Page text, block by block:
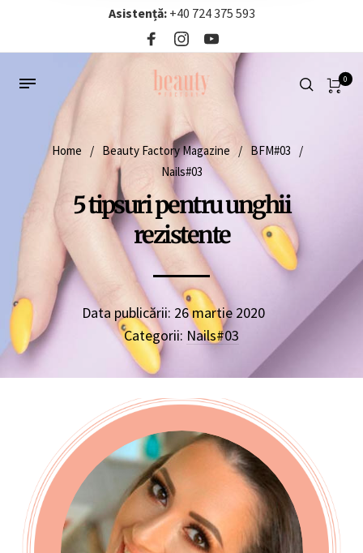
Asistență: +40 724 375 593‬
0
Home / Beauty Factory Magazine / BFM#03
/
Nails#03
5 tipsuri pentru unghii
rezistente
Data publicării: 26 martie 2020
Categorii: Nails#03